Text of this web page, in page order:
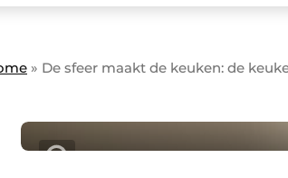
Keukenbouw | Platform over design
Nieuwsbrief
» De sfeer maakt de keuken: de